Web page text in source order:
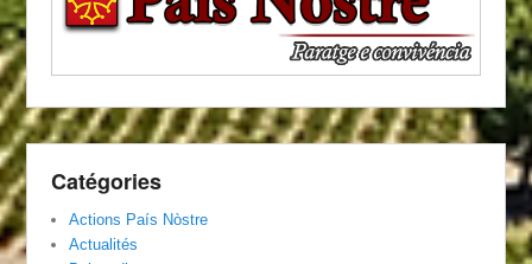
Catégories
Actions País Nòstre
Actualités